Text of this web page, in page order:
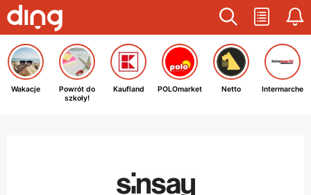
Wakacje
Powrót do
szkoły!
Kaufland POLOmarket Netto Intermarche